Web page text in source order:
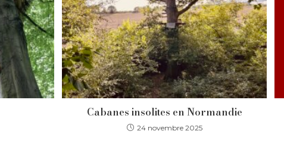
Cabanes insolites en Normandie
24 novembre 2025